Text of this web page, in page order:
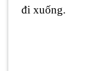
đi xuống.